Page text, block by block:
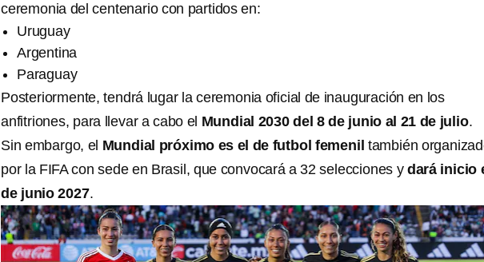
ceremonia del centenario con partidos en:
Uruguay
Argentina
Paraguay
Posteriormente, tendrá lugar la ceremonia oficial de inauguración en los
anfitriones, para llevar a cabo el Mundial 2030 del 8 de junio al 21 de julio.
Sin embargo, el Mundial próximo es el de futbol femenil también
por la FIFA con sede en Brasil, que convocará a 32 selecciones y dará inicio
de junio 2027.